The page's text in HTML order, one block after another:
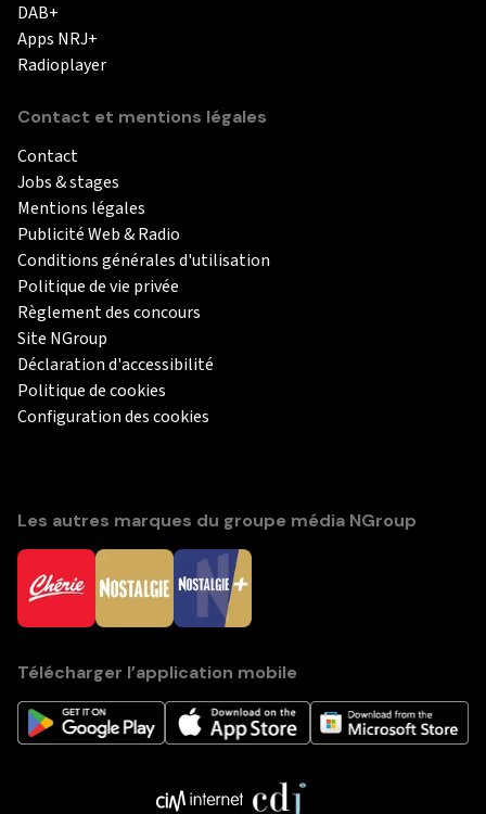
DAB+
Apps NRJ+
Radioplayer
Contact et mentions légales
Contact
Jobs & stages
Mentions légales
Publicité Web & Radio
Conditions générales d'utilisation
Politique de vie privée
Règlement des concours
Site NGroup
Déclaration d'accessibilité
Politique de cookies
Configuration des cookies
Les autres marques du groupe média NGroup
Télécharger l’application mobile